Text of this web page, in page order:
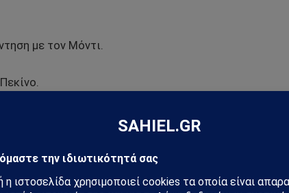
με τον Μόντι.
διάσταση
η Κίναστηρίζει έμμεσα τη Ρωσία
Το Πεκίνο απαντά επικαλούμενο “ουδετερότητα”